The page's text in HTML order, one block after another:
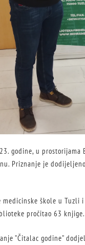
godine, u prostorijama
Priznanje je
medicinske škole u
pročitao 63 knjige.
”Čitalac godine”